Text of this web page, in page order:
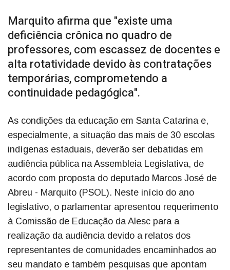
Marquito afirma que "existe uma
deficiência crônica no quadro de
professores, com escassez de docentes e
alta rotatividade devido às contratações
temporárias, comprometendo a
continuidade pedagógica".
As condições da educação em Santa Catarina e,
especialmente, a situação das mais de 30 escolas
indígenas estaduais, deverão ser debatidas em
audiência pública na Assembleia Legislativa, de
acordo com proposta do deputado Marcos José de
Abreu - Marquito (PSOL). Neste início do ano
legislativo, o parlamentar apresentou requerimento
à Comissão de Educação da Alesc para a
realização da audiência devido a relatos dos
representantes de comunidades encaminhados ao
seu mandato e também pesquisas que apontam